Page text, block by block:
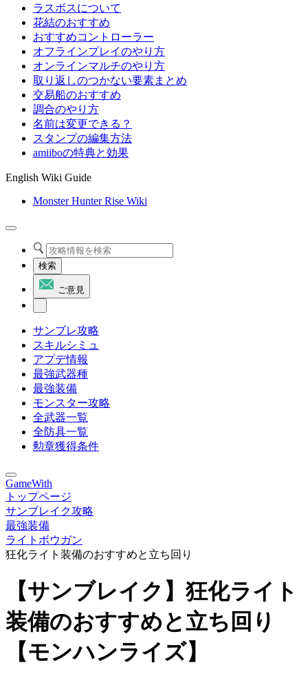
ラスボスについて
花結のおすすめ
おすすめコントローラー
オフラインプレイのやり方
オンラインマルチのやり方
取り返しのつかない要素まとめ
交易船のおすすめ
調合のやり方
名前は変更できる？
スタンプの編集方法
amiiboの特典と効果
English Wiki Guide
Monster Hunter Rise Wiki
検索
ご意見
サンブレ攻略
スキルシミュ
アプデ情報
最強武器種
最強装備
モンスター攻略
全武器一覧
全防具一覧
勲章獲得条件
GameWith
トップページ
サンブレイク攻略
最強装備
ライトボウガン
狂化ライト装備のおすすめと立ち回り
【サンブレイク】狂化ライト
装備のおすすめと立ち回り
【モンハンライズ】